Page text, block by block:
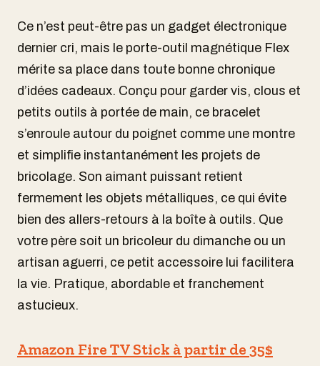
Ce n’est peut-être pas un gadget électronique
dernier cri, mais le porte-outil magnétique Flex
mérite sa place dans toute bonne chronique
d’idées cadeaux. Conçu pour garder vis, clous et
petits outils à portée de main, ce bracelet
s’enroule autour du poignet comme une montre
et simplifie instantanément les projets de
bricolage. Son aimant puissant retient
fermement les objets métalliques, ce qui évite
bien des allers-retours à la boîte à outils. Que
votre père soit un bricoleur du dimanche ou un
artisan aguerri, ce petit accessoire lui facilitera
la vie. Pratique, abordable et franchement
astucieux.
Amazon Fire TV Stick à partir de 35$